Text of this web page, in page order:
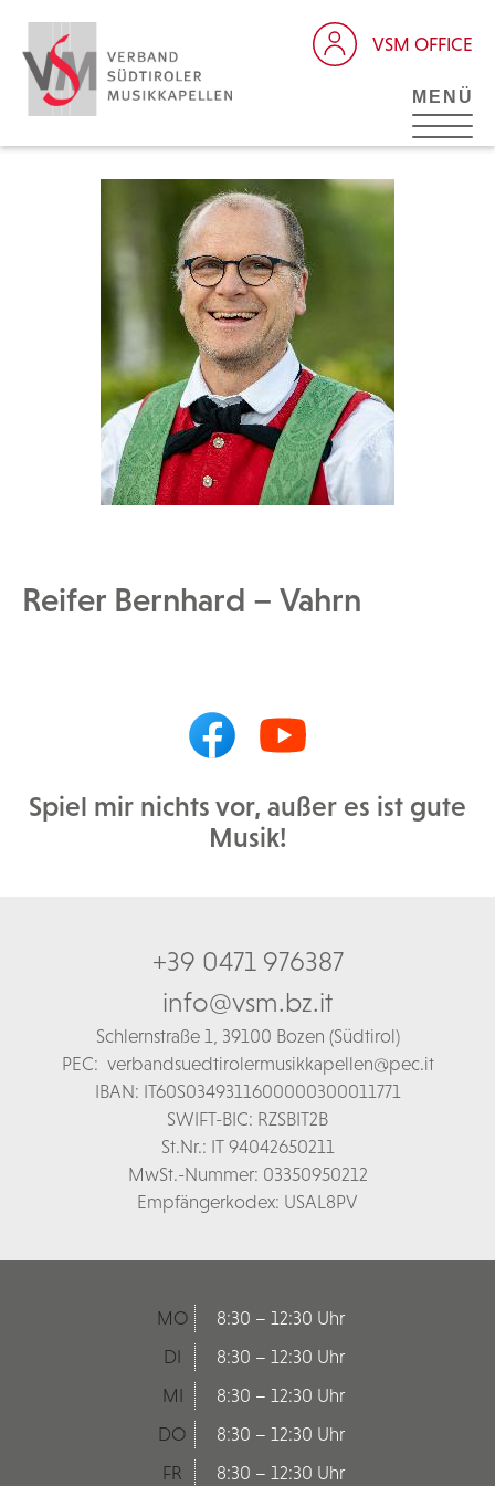
VSM OFFICE
MENÜ
Reifer Bernhard – Vahrn
Spiel mir nichts vor, außer es ist gute
Musik!
+39 0471 976387
info@vsm.bz.it
Schlernstraße 1, 39100 Bozen (Südtirol)
PEC: verbandsuedtirolermusikkapellen@pec.it
IBAN: IT60S0349311600000300011771
SWIFT-BIC: RZSBIT2B
St.Nr.: IT 94042650211
MwSt.-Nummer: 03350950212
Empfängerkodex: USAL8PV
MO
8:30 – 12:30 Uhr
DI
8:30 – 12:30 Uhr
MI
8:30 – 12:30 Uhr
DO
8:30 – 12:30 Uhr
FR
8:30 – 12:30 Uhr